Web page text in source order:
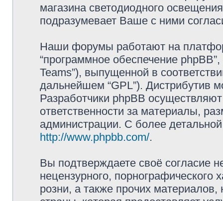
магазина светодиодного
подразумевает Ваше с ними
Наши форумы работают на
“программное обеспечение
Teams”), выпущенной в
дальнейшем “GPL”). Дистрибутив
Разработчики phpBB
ответственности за материалы,
администрации. С более
http://www.phpbb.com/.
Вы подтверждаете своё согласие
нецензурного, порнографического
розни, а также прочих